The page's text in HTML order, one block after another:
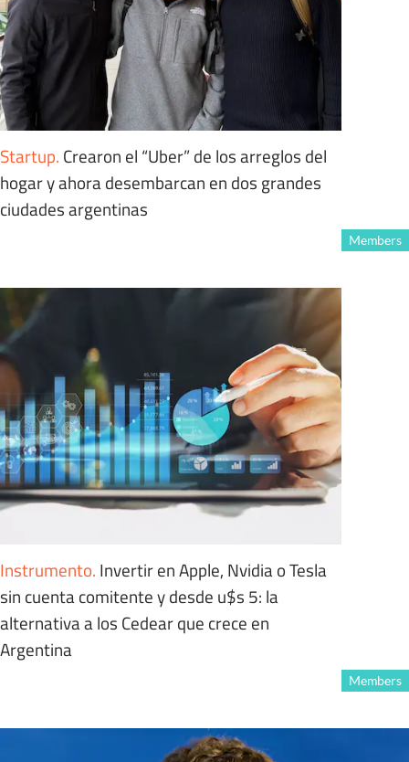
Startup. Crearon el “Uber” de los arreglos del
hogar y ahora desembarcan en dos grandes
ciudades argentinas
Members
Instrumento. Invertir en Apple, Nvidia o Tesla
sin cuenta comitente y desde u$s 5: la
alternativa a los Cedear que crece en
Argentina
Members